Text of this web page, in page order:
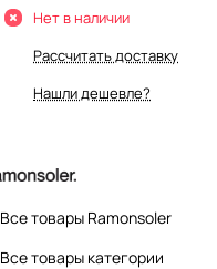
Нет в наличии
Рассчитать доставку
Нашли дешевле?
Все товары Ramonsoler
Все товары категории